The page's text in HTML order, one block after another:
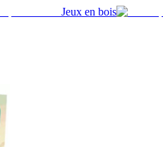
Jeux en bois